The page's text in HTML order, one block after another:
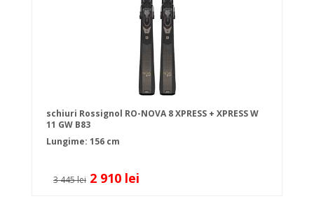
schiuri Rossignol RO-NOVA 8 XPRESS + XPRESS W
11 GW B83
Lungime: 156 cm
3 445 lei 2 910 lei